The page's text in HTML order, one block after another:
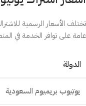
تختلف الأسعار الرسمية
عامة على توافر الخدمة في
الدولة
يوتيوب بريميوم السعودية